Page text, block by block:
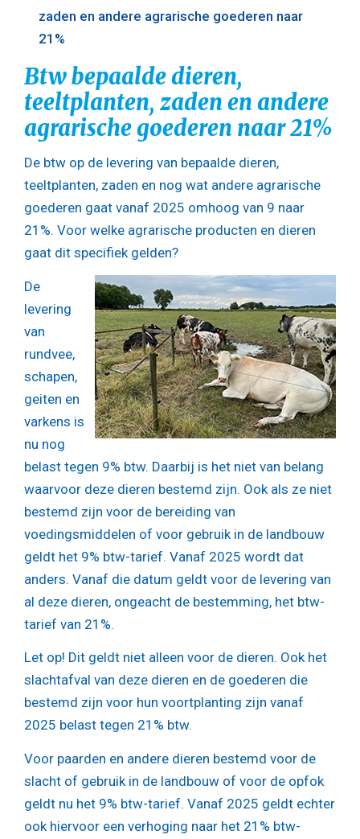
zaden en andere agrarische goederen naar
21%
Btw bepaalde dieren,
teeltplanten, zaden en andere
agrarische goederen naar 21%
De btw op de levering van bepaalde dieren,
teeltplanten, zaden en nog wat andere agrarische
goederen gaat vanaf 2025 omhoog van 9 naar
21%. Voor welke agrarische producten en dieren
gaat dit specifiek gelden?
De
levering
van
rundvee,
schapen,
geiten en
varkens is
nu nog
belast tegen 9% btw. Daarbij is het niet van belang
waarvoor deze dieren bestemd zijn. Ook als ze niet
bestemd zijn voor de bereiding van
voedingsmiddelen of voor gebruik in de landbouw
geldt het 9% btw-tarief. Vanaf 2025 wordt dat
anders. Vanaf die datum geldt voor de levering van
al deze dieren, ongeacht de bestemming, het btw-
tarief van 21%.
Let op! Dit geldt niet alleen voor de dieren. Ook het
slachtafval van deze dieren en de goederen die
bestemd zijn voor hun voortplanting zijn vanaf
2025 belast tegen 21% btw.
Voor paarden en andere dieren bestemd voor de
slacht of gebruik in de landbouw of voor de opfok
geldt nu het 9% btw-tarief. Vanaf 2025 geldt echter
ook hiervoor een verhoging naar het 21% btw-